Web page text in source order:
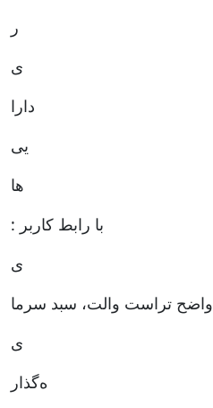
ر
ی
دارا
ها
: با رابط کاربر
ی
واضح تراست والت، سبد سرما
ی
ه‌گذار